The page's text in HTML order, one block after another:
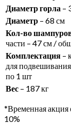
Диаметр горла –
Диаметр – 68 см
Кол-во
части – 47 см /
Комплектация –
для
по 1 шт
Вес – 187 кг
*Временная акция
10%